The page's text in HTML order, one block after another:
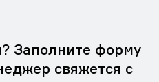
Заполните форму
свяжется с